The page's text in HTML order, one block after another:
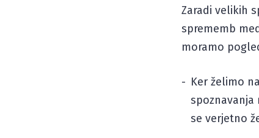
Zaradi velikih
sprememb
moramo
Ker želimo
spoznavanja
se verjetno